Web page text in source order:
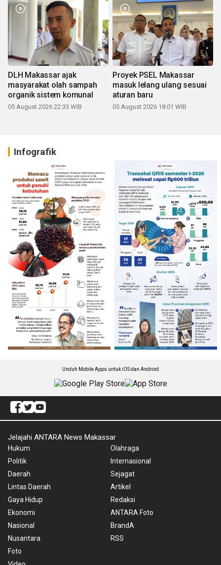
DLH Makassar ajak
masyarakat olah sampah
organik sistem komunal
05 August 2026 22:33 WIB
Proyek PSEL Makassar
masuk lelang ulang sesuai
aturan baru
05 August 2026 18:01 WIB
Infografik
Unduh Mobile Apps untuk iOS dan Android
Jelajahi ANTARA News Makassar
Hukum
Politik
Daerah
Lintas Daerah
Gaya Hidup
Ekonomi
Nasional
Nusantara
Foto
Olahraga
Internasional
Sejagat
Artikel
Redaksi
ANTARA Foto
BrandA
RSS